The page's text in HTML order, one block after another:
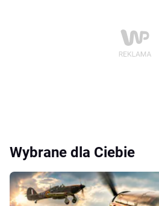
Wybrane dla Ciebie